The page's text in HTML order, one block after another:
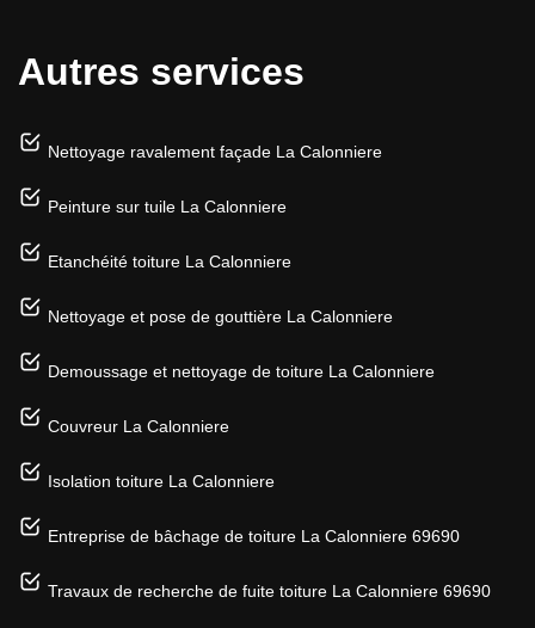
Autres services
Nettoyage ravalement façade La Calonniere
Peinture sur tuile La Calonniere
Etanchéité toiture La Calonniere
Nettoyage et pose de gouttière La Calonniere
Demoussage et nettoyage de toiture La Calonniere
Couvreur La Calonniere
Isolation toiture La Calonniere
Entreprise de bâchage de toiture La Calonniere 69690
Travaux de recherche de fuite toiture La Calonniere 69690